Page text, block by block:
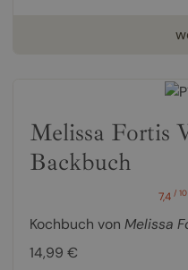
Melissa Fortis
Backbuch
7,4/ 10
Kochbuch von Melissa
14,99 €